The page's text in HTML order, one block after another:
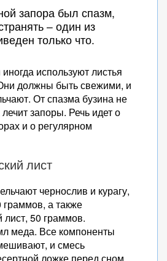
запора был спазм,
– один из
только что.
используют листья
должны быть свежими, и
От спазма бузина не
запоры. Речь идет о
и о регулярном
лист
чернослив и курагу,
а также
лист, 50 граммов.
меда. Все компоненты
и смесь